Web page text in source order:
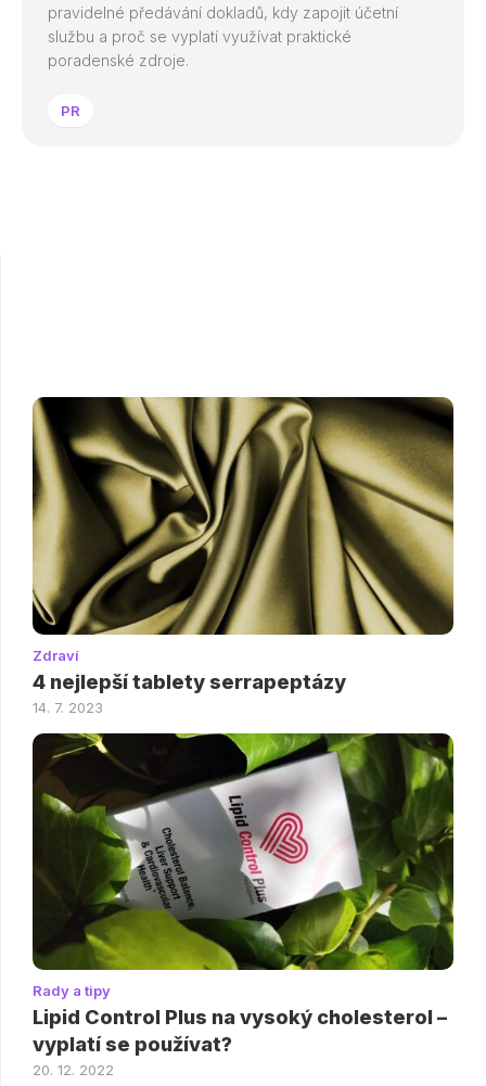
pravidelné předávání dokladů, kdy zapojit účetní
službu a proč se vyplatí využívat praktické
poradenské zdroje.
PR
Zdraví
4 nejlepší tablety serrapeptázy
14. 7. 2023
Rady a tipy
Lipid Control Plus na vysoký cholesterol –
vyplatí se používat?
20. 12. 2022